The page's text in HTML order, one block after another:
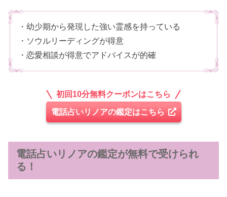
・幼少期から発現した強い霊感を持っている
・ソウルリーディングが得意
・恋愛相談が得意でアドバイスが的確
初回10分無料クーポンはこちら
電話占いリノアの鑑定はこちら
電話占いリノアの鑑定が無料で受けられ
る！